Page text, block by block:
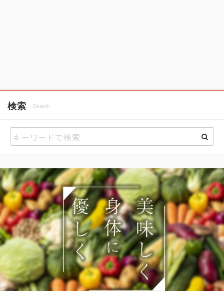
検索 Search